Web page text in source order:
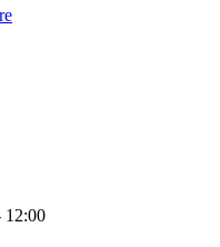
12:00